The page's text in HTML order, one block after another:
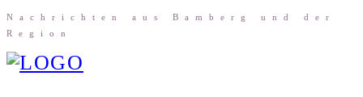
Nach­rich­ten aus Bam­berg und der
Region